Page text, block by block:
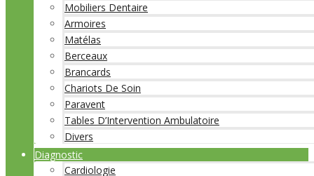
Mobiliers Dentaire
Armoires
Matélas
Berceaux
Brancards
Chariots De Soin
Paravent
Tables D’Intervention Ambulatoire
Divers
Diagnostic
Cardiologie